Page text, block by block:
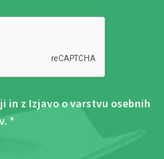
in z Izjavo o varstvu osebnih
. *